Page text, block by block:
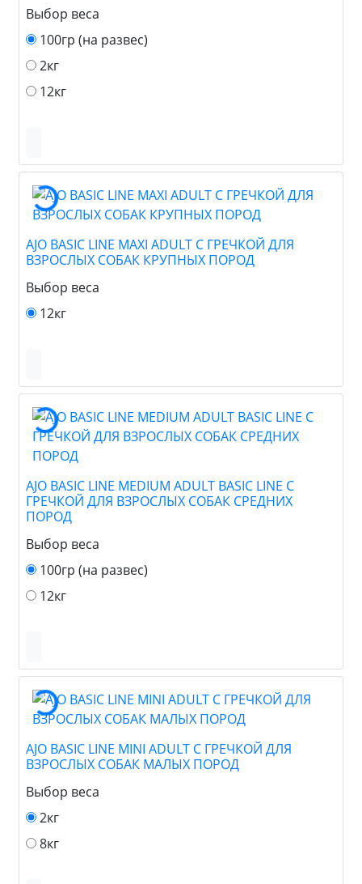
Выбор веса
100гр (на развес)
2кг
12кг
AJO BASIC LINE MAXI ADULT С ГРЕЧКОЙ ДЛЯ
ВЗРОСЛЫХ СОБАК КРУПНЫХ ПОРОД
Выбор веса
12кг
AJO BASIC LINE MEDIUM ADULT BASIC LINE С
ГРЕЧКОЙ ДЛЯ ВЗРОСЛЫХ СОБАК СРЕДНИХ
ПОРОД
Выбор веса
100гр (на развес)
12кг
AJO BASIC LINE MINI ADULT С ГРЕЧКОЙ ДЛЯ
ВЗРОСЛЫХ СОБАК МАЛЫХ ПОРОД
Выбор веса
2кг
8кг